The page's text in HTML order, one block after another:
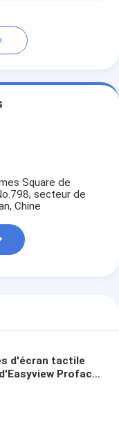
Square de
secteur de
Chine
d'écran tactile
Proface